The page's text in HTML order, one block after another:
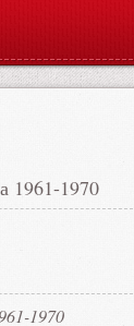
1961-1970
1970